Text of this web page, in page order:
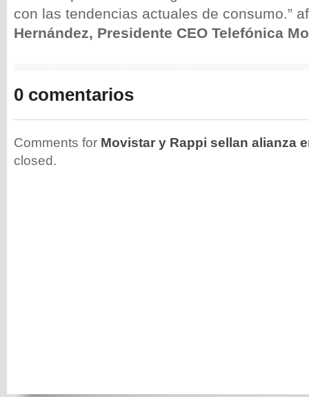
con las tendencias actuales de consumo.”
Hernández, Presidente CEO Telefónica
0 comentarios
Comments for Movistar y Rappi sellan alianza
closed.